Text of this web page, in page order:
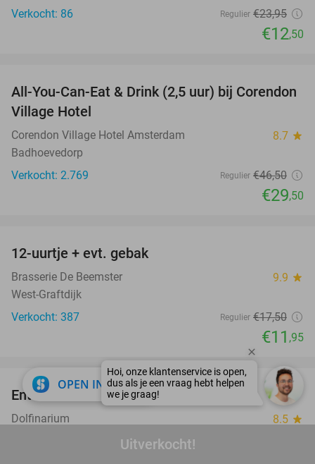
Uitverkocht!
Verkocht: 86
Regulier €23,95
€12,50
37%
All-You-Can-Eat & Drink (2,5 uur) bij Corendon
Village Hotel
Corendon Village Hotel Amsterdam 8.7 star
Badhoevedorp
Verkocht: 2.769
Regulier €46,50
€29,50
12-uurtje + evt. gebak
Brasserie De Beemster 9.9 star
West-Graftdijk
Verkocht: 387
Regulier €17,50
€11 ,95
36%
Entree voor het Dolfinarium
Dolfinarium 8.5 star
OPEN IN APP close